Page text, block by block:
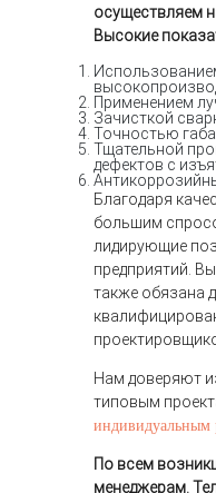
осуществляем
Высокие
Применением
Зачисткой
Точностью
Тщательной
дефектов с
Благодаря
большим
лидирующие
предприятий.
также обязана
Нам доверяют
типовым
индивидуальным
По всем
менеджерам.